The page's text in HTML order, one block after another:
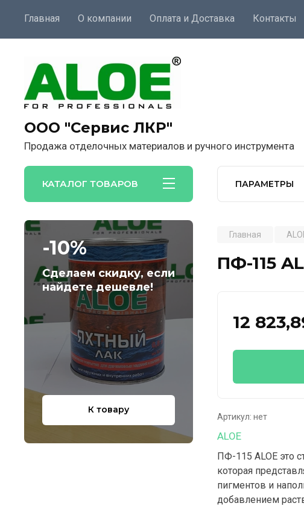
Главная О компании Оплата и Доставка Контакты
ООО "Сервис ЛКР"
Продажа отделочных материалов и ручного инструмента
КАТАЛОГ ТОВАРОВ ПАРАМЕТРЫ
-10%
Сделаем скидку, если
найдете дешевле!
К товару
Главная
ПФ-115
12
Артикул: нет
ALOE
ПФ-115 ALOE это
которая
пигментов и
добавлением